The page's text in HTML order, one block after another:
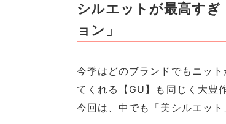
シルエットが最高す
ョン」
今季はどのブランドでもニッ
てくれる【GU】も同じく大豊
今回は、中でも「美シルエッ